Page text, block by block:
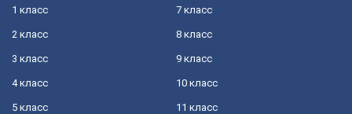
1 класс
2 класс
3 класс
4 класс
5 класс
7 класс
8 класс
9 класс
10 класс
11 класс